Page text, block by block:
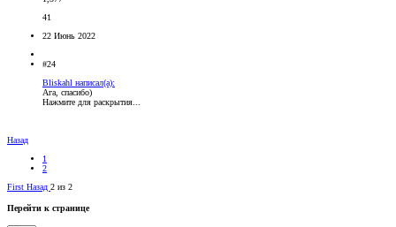
41
22 Июнь 2022
#24
Bliskahl написал(а):
Ага, спасибо)
Нажмите для раскрытия...
Назад
1
2
First Назад 2 из 2
Перейти к странице